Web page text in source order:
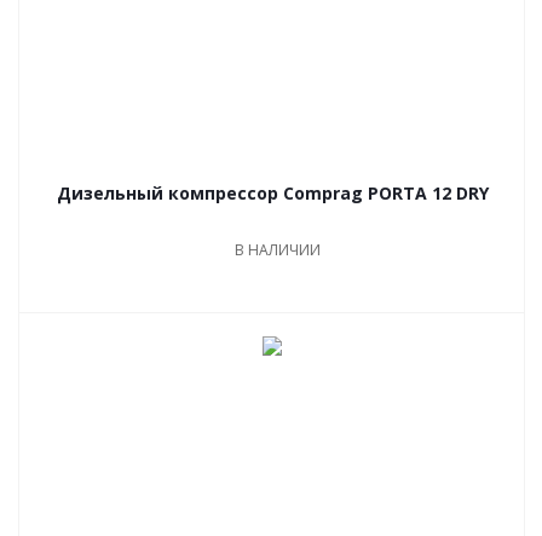
Дизельный компрессор Comprag PORTA 12 DRY
В НАЛИЧИИ